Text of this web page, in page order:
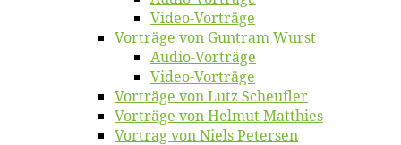
Vi­deo-Vor­trä­ge
Vor­trä­ge von Gun­tram Wurst
Au­dio-Vor­trä­ge
Vi­deo-Vor­trä­ge
Vor­trä­ge von Lutz Scheufler
Vor­trä­ge von Hel­mut Matthies
Vor­trag von Niels Petersen